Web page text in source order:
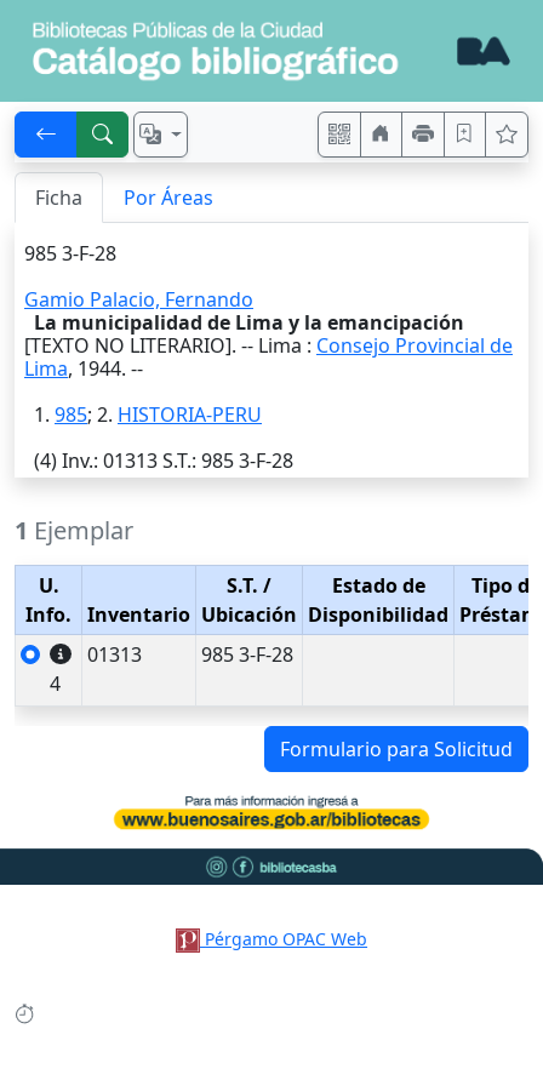
Ficha Por Áreas
985 3-F-28
Gamio Palacio, Fernando
La municipalidad de Lima y la emancipación
[TEXTO NO LITERARIO]. -- Lima : Consejo Provincial de
Lima, 1944. --
1. 985; 2. HISTORIA-PERU
(4)Inv.: 01313S.T.: 985 3-F-28
1 Ejemplar
U.
Info.
Inventario
S.T. /
Ubicación
Estado de
Disponibilidad
Tipo de
4
01313 985 3-F-28
Formulario para Solicitud
Pérgamo OPAC Web